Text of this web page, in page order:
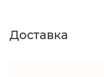
Доставка